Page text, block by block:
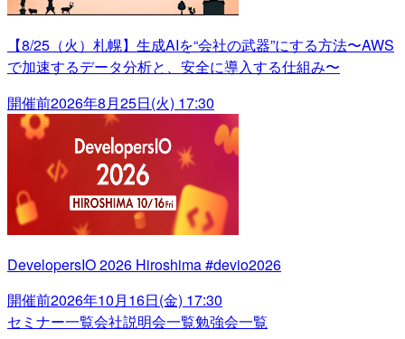
【8/25（火）札幌】生成AIを“会社の武器”にする方法〜AWS
で加速するデータ分析と、安全に導入する仕組み〜
開催前2026年8月25日(火) 17:30
DevelopersIO 2026 Hiroshima #devio2026
開催前2026年10月16日(金) 17:30
セミナー一覧会社説明会一覧勉強会一覧